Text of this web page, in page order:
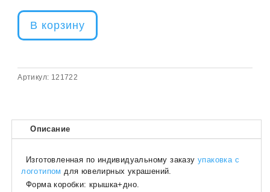
В корзину
Артикул: 121722
Описание
Изготовленная ​​по индивидуальному заказу упаковка с
логотипом для ювелирных украшений.
Форма коробки: крышка+дно.